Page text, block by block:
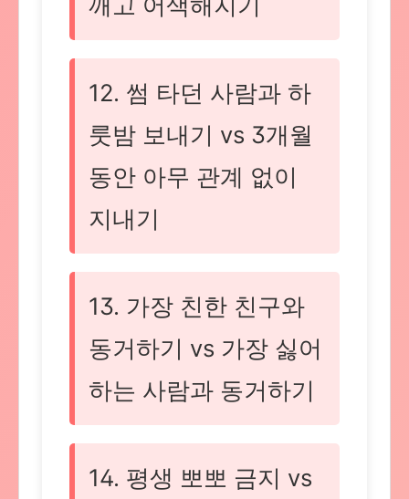
12. 썸 타던 사람과 하
룻밤 보내기 vs 3개월
동안 아무 관계 없이
지내기
13. 가장 친한 친구와
동거하기 vs 가장 싫어
하는 사람과 동거하기
14. 평생 뽀뽀 금지 vs